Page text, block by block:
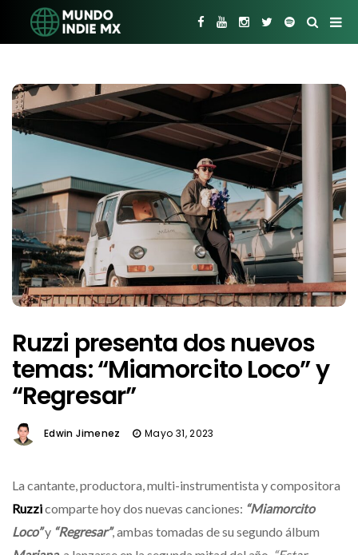
Ruzzi presenta dos nuevos
temas: “Miamorcito Loco” y
“Regresar”
Edwin Jimenez Mayo 31, 2023
La cantante, productora, multi-instrumentista y compositora
Ruzzicomparte hoy dos nuevas canciones: “Miamorcito
Loco”y “Regresar”, ambas tomadas de su segundo álbum